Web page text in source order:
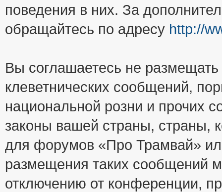
поведения в них. За
обращайтесь по адресу http://
Вы соглашаетесь не
клеветнических сообщений,
национальной розни и прочих
законы вашей страны, страны,
для форумов «Про Трамвай»
размещения таких сообщений
отключению от конференции,